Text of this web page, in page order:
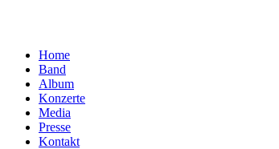
Home
Band
Album
Konzerte
Media
Presse
Kontakt